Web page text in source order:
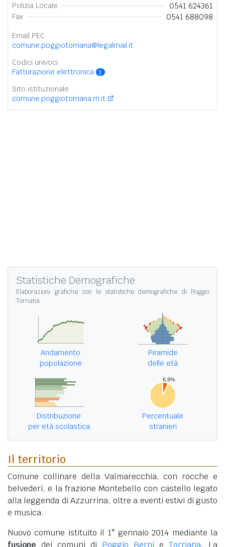
Polizia Locale 0541 624361
Fax 0541 688098
Email PEC
comune.poggiotorriana@legalmail.it
Codici univoci
Fatturazione elettronica
1
Sito istituzionale
comune.poggiotorriana.rn.it
Statistiche Demografiche
Elaborazioni grafiche con le statistiche demografiche di Poggio
Torriana
Andamento
popolazione
Piramide
delle età
Distribuzione
per età scolastica
Percentuale
stranieri
Il territorio
Comune collinare della Valmarecchia, con rocche e
belvederi, e la frazione Montebello con castello legato
alla leggenda di Azzurrina, oltre a eventi estivi di gusto
e musica.
Nuovo comune istituito il 1° gennaio 2014 mediante la